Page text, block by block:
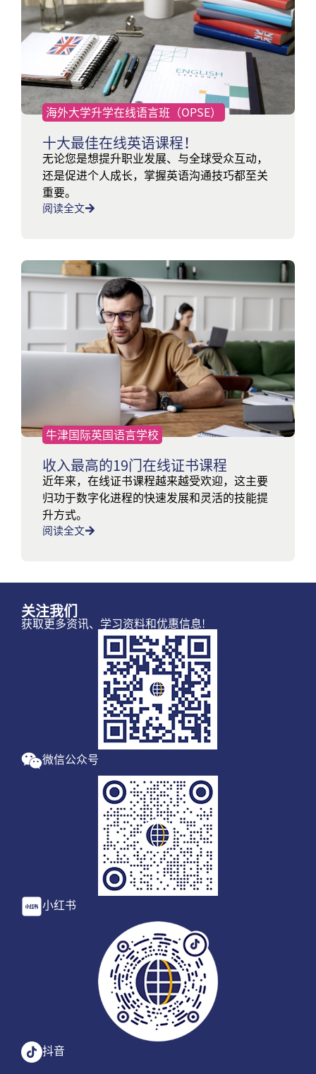
海外大学升学在线语言班（OPSE）
十大最佳在线英语课程！
无论您是想提升职业发展、与全球受众互动，
还是促进个人成长，掌握英语沟通技巧都至关
重要。
阅读全文
牛津国际英国语言学校
收入最高的19门在线证书课程
近年来，在线证书课程越来越受欢迎，这主要
归功于数字化进程的快速发展和灵活的技能提
升方式。
阅读全文
关注我们
获取更多资讯、学习资料和优惠信息!
微信公众号
小红书
抖音